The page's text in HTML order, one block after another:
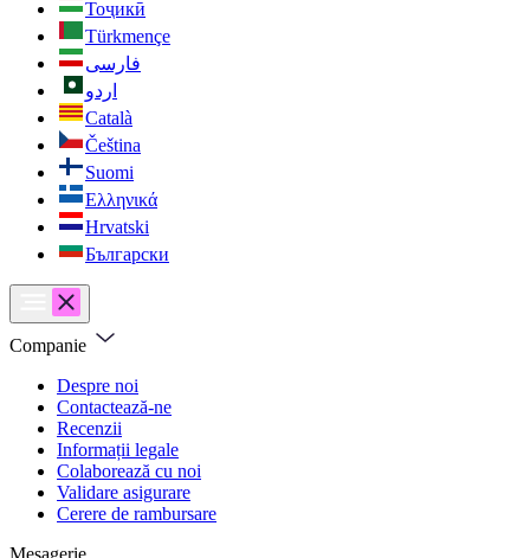
Тоҷикӣ
Türkmençe
فارسی
اردو
Català
Čeština
Suomi
Ελληνικά
Hrvatski
Български
Companie
Despre noi
Contactează-ne
Recenzii
Informații legale
Colaborează cu noi
Validare asigurare
Cerere de rambursare
Mesagerie